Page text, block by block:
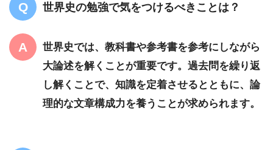
世界史の勉強で気をつけるべきことは？
世界史では、教科書や参考書を参考にしながら
大論述を解くことが重要です。過去問を繰り返
し解くことで、知識を定着させるとともに、論
理的な文章構成力を養うことが求められます。